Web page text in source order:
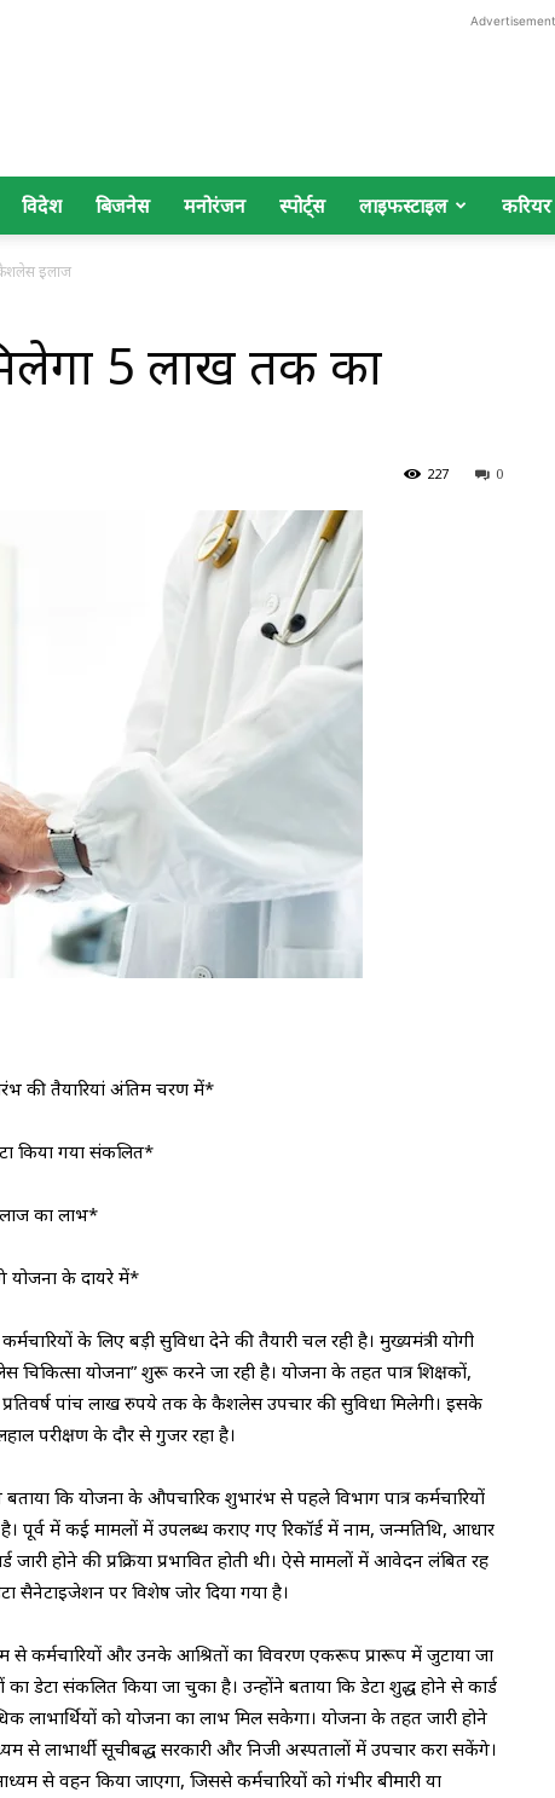
Advertisement
विदेश बिजनेस मनोरंजन स्पोर्ट्स लाइफस्टाइल करियर
कैशलेस इलाज
5 लाख तक का
0
227
की तैयारियां अंतिम चरण में*
किया गया संकलित*
का लाभ*
योजना के दायरे में*
के लिए बड़ी सुविधा देने की तैयारी चल रही है। मुख्यमंत्री योगी
चिकित्सा योजना” शुरू करने जा रही है। योजना के तहत पात्र शिक्षकों,
प्रतिवर्ष पांच लाख रुपये तक के कैशलेस उपचार की सुविधा मिलेगी। इसके
परीक्षण के दौर से गुजर रहा है।
कि योजना के औपचारिक शुभारंभ से पहले विभाग पात्र कर्मचारियों
पूर्व में कई मामलों में उपलब्ध कराए गए रिकॉर्ड में नाम, जन्मतिथि, आधार
होने की प्रक्रिया प्रभावित होती थी। ऐसे मामलों में आवेदन लंबित रह
सैनेटाइजेशन पर विशेष जोर दिया गया है।
से कर्मचारियों और उनके आश्रितों का विवरण एकरूप प्रारूप में जुटाया जा
डेटा संकलित किया जा चुका है। उन्होंने बताया कि डेटा शुद्ध होने से कार्ड
लाभार्थियों को योजना का लाभ मिल सकेगा। योजना के तहत जारी होने
से लाभार्थी सूचीबद्ध सरकारी और निजी अस्पतालों में उपचार करा सकेंगे।
से वहन किया जाएगा, जिससे कर्मचारियों को गंभीर बीमारी या